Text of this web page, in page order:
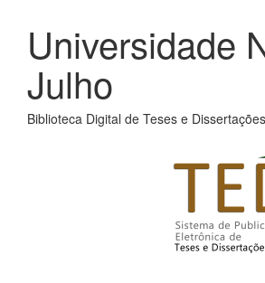
Universidade
Julho
Biblioteca Digital de Teses e Dissertações